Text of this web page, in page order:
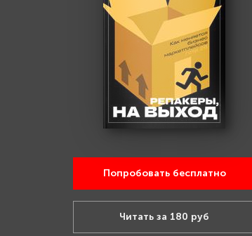
Попробовать бесплатно
Читать за 180 руб